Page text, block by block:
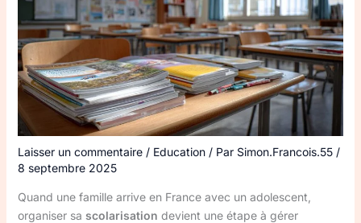
Laisser un commentaire / Education/ Par Simon.Francois.55 /
8 septembre 2025
Quand une famille arrive en France avec un adolescent,
organiser sa scolarisation devient une étape à gérer